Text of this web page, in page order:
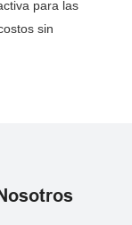
para las
sin